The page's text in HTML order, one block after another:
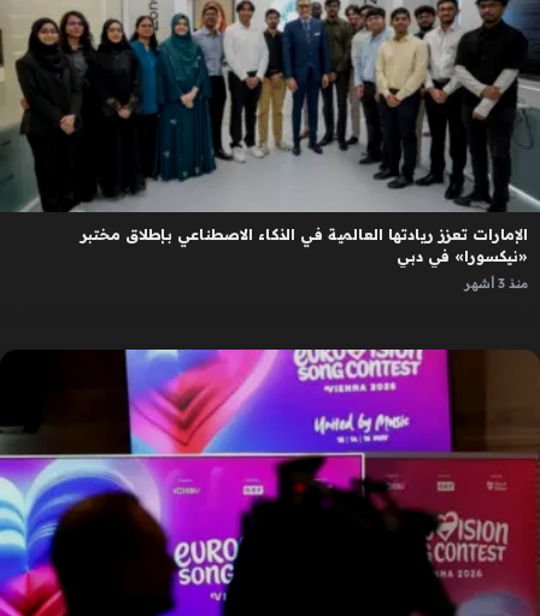
الإمارات تعزز ريادتها العالمية في الذكاء الاصطناعي بإطلاق مختبر
«نيكسورا» في دبي
منذ 3 أشهر